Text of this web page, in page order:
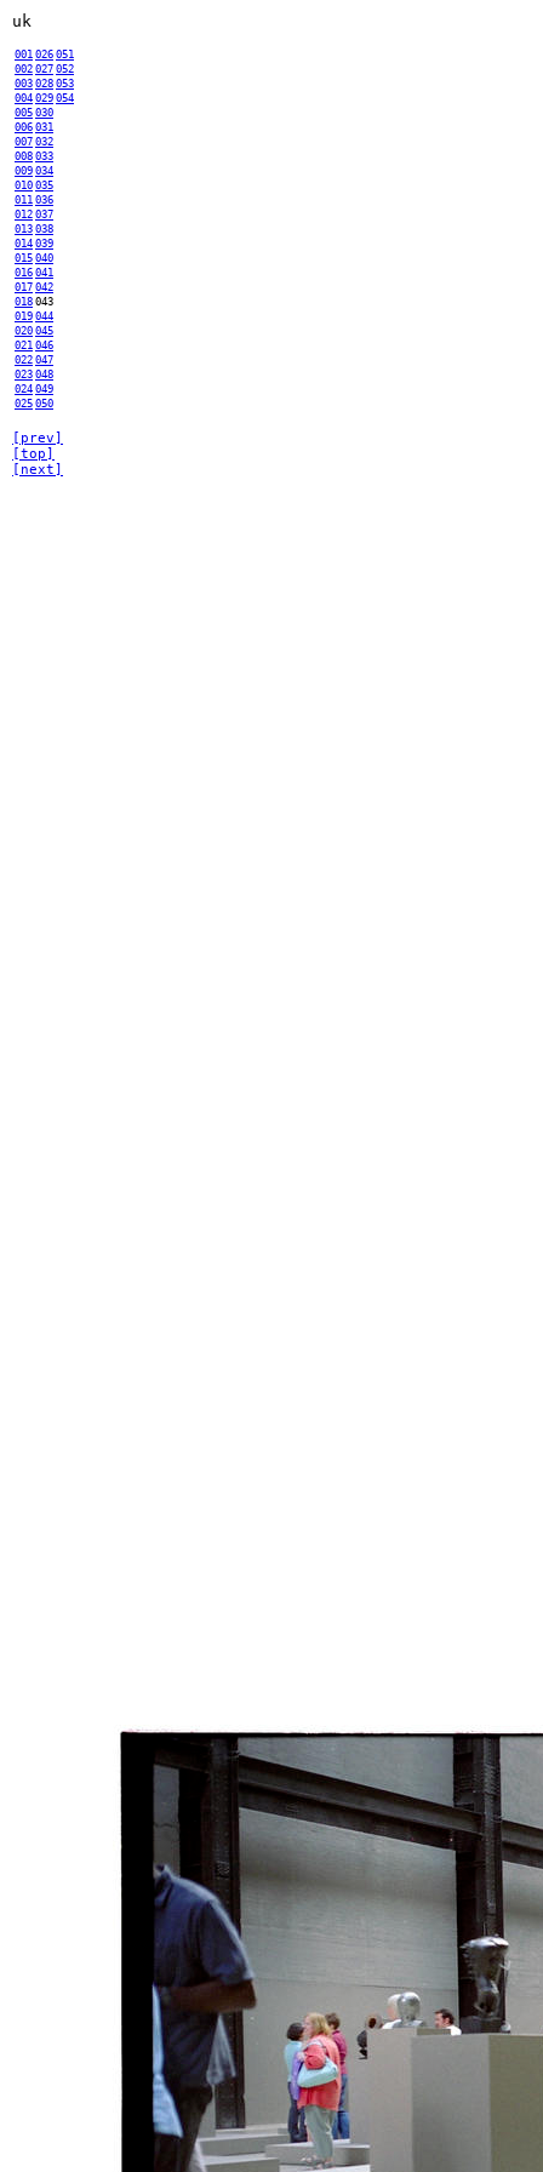
uk
001 026 051
002 027 052
003 028 053
004 029 054
005 030
006 031
007 032
008 033
009 034
010 035
011 036
012 037
013 038
014 039
015 040
016 041
017 042
018 043
019 044
020 045
021 046
022 047
023 048
024 049
025 050
[prev]
[top]
[next]